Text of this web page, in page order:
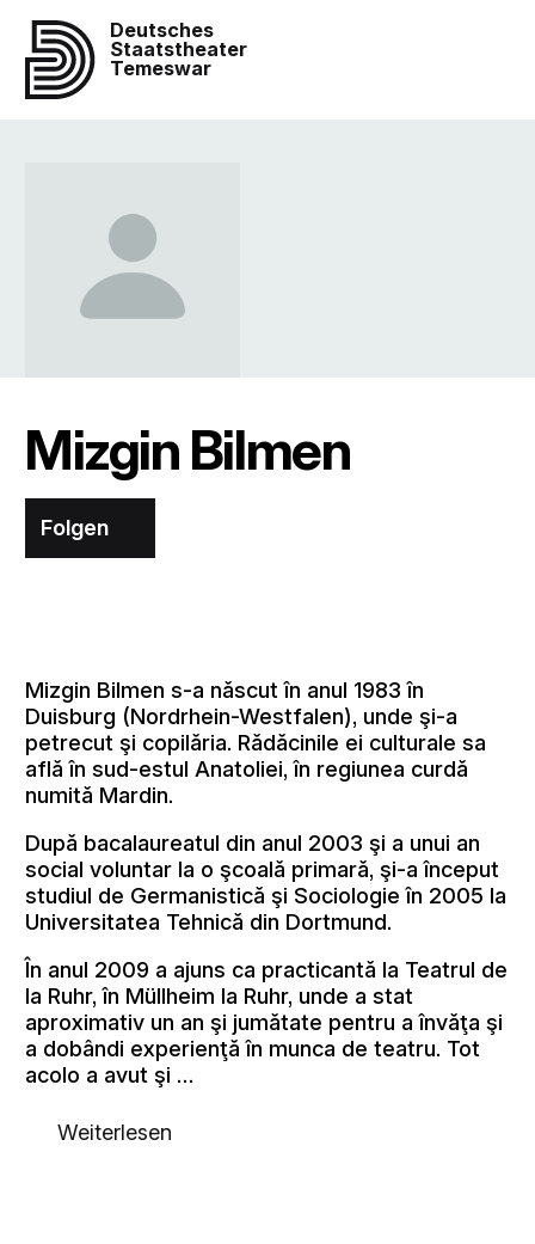
Deutsches
Staatstheater
Temeswar
Mizgin Bilmen
Folgen
Mizgin Bilmen s-a născut în anul 1983 în
Duisburg (Nordrhein-Westfalen), unde şi-a
petrecut şi copilăria. Rădăcinile ei culturale sa
află în sud-estul Anatoliei, în regiunea curdă
numită Mardin.
După bacalaureatul din anul 2003 şi a unui an
social voluntar la o şcoală primară, şi-a început
studiul de Germanistică şi Sociologie în 2005 la
Universitatea Tehnică din Dortmund.
În anul 2009 a ajuns ca practicantă la Teatrul de
la Ruhr, în Müllheim la Ruhr, unde a stat
aproximativ un an şi jumătate pentru a învăţa şi
a dobândi experienţă în munca de teatru. Tot
acolo a avut şi …
Weiterlesen